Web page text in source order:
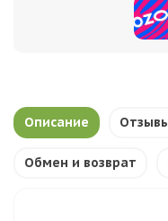
Описание
Обмен и возврат